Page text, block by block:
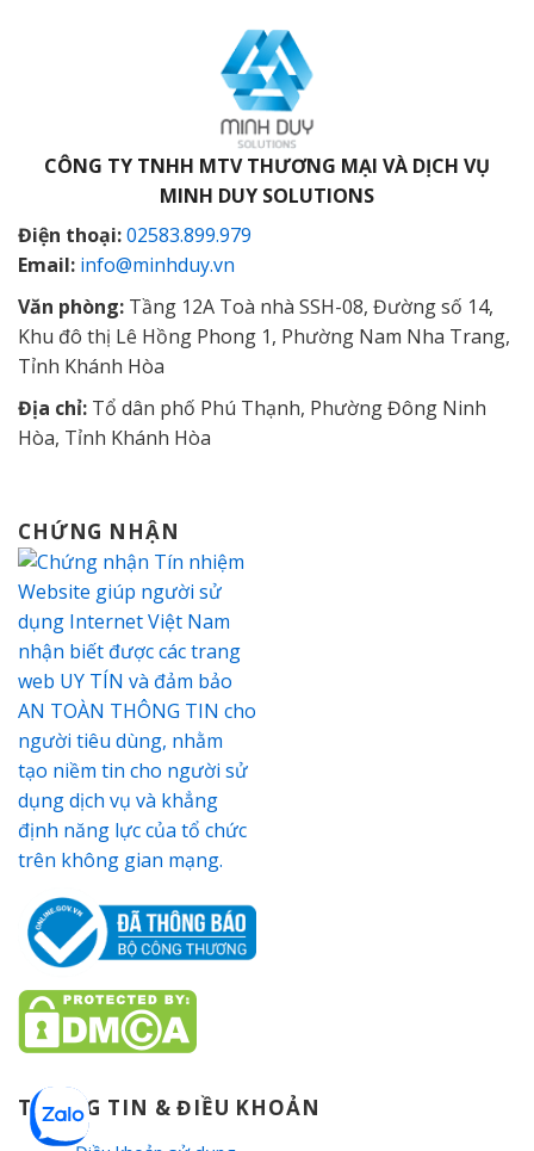
CÔNG TY TNHH MTV THƯƠNG MẠI VÀ DỊCH VỤ
MINH DUY SOLUTIONS
Điện thoại:02583.899.979
Email: info@minhduy.vn
Văn phòng: Tầng 12A Toà nhà SSH-08, Đường số 14,
Khu đô thị Lê Hồng Phong 1, Phường Nam Nha Trang,
Tỉnh Khánh Hòa
Địa chỉ: Tổ dân phố Phú Thạnh, Phường Đông Ninh
Hòa, Tỉnh Khánh Hòa
CHỨNG NHẬN
THÔNG TIN & ĐIỀU KHOẢN